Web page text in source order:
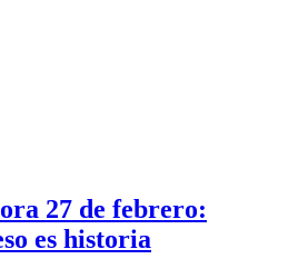
27 de febrero:
es historia